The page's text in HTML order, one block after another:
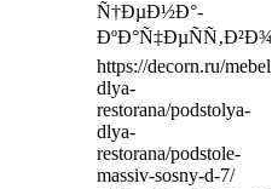
Ñ†ÐµÐ½Ð°-
ÐºÐ°Ñ‡ÐµÑÑ‚Ð²Ð¾
https://decorn.ru/mebel-
dlya-
restorana/podstolya-
dlya-
restorana/podstole-
massiv-sosny-d-7/